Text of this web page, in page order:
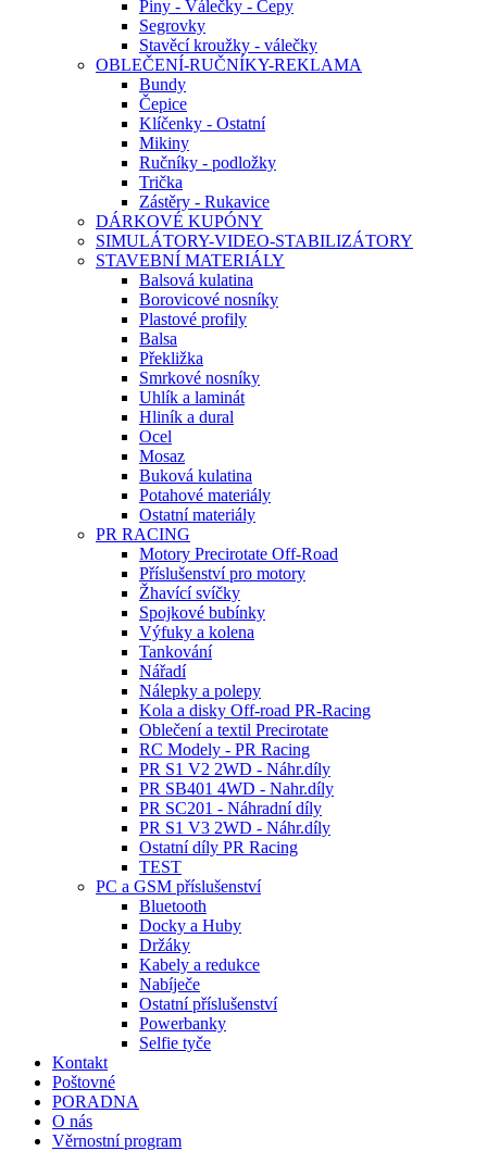
Piny - Válečky - Čepy
Segrovky
Stavěcí kroužky - válečky
OBLEČENÍ-RUČNÍKY-REKLAMA
Bundy
Čepice
Klíčenky - Ostatní
Mikiny
Ručníky - podložky
Trička
Zástěry - Rukavice
DÁRKOVÉ KUPÓNY
SIMULÁTORY-VIDEO-STABILIZÁTORY
STAVEBNÍ MATERIÁLY
Balsová kulatina
Borovicové nosníky
Plastové profily
Balsa
Překližka
Smrkové nosníky
Uhlík a laminát
Hliník a dural
Ocel
Mosaz
Buková kulatina
Potahové materiály
Ostatní materiály
PR RACING
Motory Precirotate Off-Road
Příslušenství pro motory
Žhavící svíčky
Spojkové bubínky
Výfuky a kolena
Tankování
Nářadí
Nálepky a polepy
Kola a disky Off-road PR-Racing
Oblečení a textil Precirotate
RC Modely - PR Racing
PR S1 V2 2WD - Náhr.díly
PR SB401 4WD - Nahr.díly
PR SC201 - Náhradní díly
PR S1 V3 2WD - Náhr.díly
Ostatní díly PR Racing
TEST
PC a GSM příslušenství
Bluetooth
Docky a Huby
Držáky
Kabely a redukce
Nabíječe
Ostatní příslušenství
Powerbanky
Selfie tyče
Kontakt
Poštovné
PORADNA
O nás
Věrnostní program